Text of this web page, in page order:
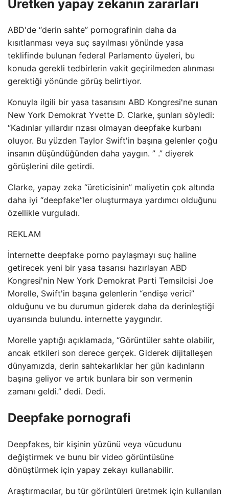
Üretken yapay zekanın zararları
ABD'de “derin sahte” pornografinin daha da
kısıtlanması veya suç sayılması yönünde yasa
teklifinde bulunan federal Parlamento üyeleri, bu
konuda gerekli tedbirlerin vakit geçirilmeden alınması
gerektiği yönünde görüş belirtiyor.
Konuyla ilgili bir yasa tasarısını ABD Kongresi'ne sunan
New York Demokrat Yvette D. Clarke, şunları söyledi:
“Kadınlar yıllardır rızası olmayan deepfake kurbanı
oluyor. Bu yüzden Taylor Swift'in başına gelenler çoğu
insanın düşündüğünden daha yaygın. ” .” diyerek
görüşlerini dile getirdi.
Clarke, yapay zeka “üreticisinin” maliyetin çok altında
daha iyi “deepfake”ler oluşturmaya yardımcı olduğunu
özellikle vurguladı.
REKLAM
İnternette deepfake porno paylaşmayı suç haline
getirecek yeni bir yasa tasarısı hazırlayan ABD
Kongresi'nin New York Demokrat Parti Temsilcisi Joe
Morelle, Swift'in başına gelenlerin “endişe verici”
olduğunu ve bu durumun giderek daha da derinleştiği
uyarısında bulundu. internette yaygındır.
Morelle yaptığı açıklamada, “Görüntüler sahte olabilir,
ancak etkileri son derece gerçek. Giderek dijitalleşen
dünyamızda, derin sahtekarlıklar her gün kadınların
başına geliyor ve artık bunlara bir son vermenin
zamanı geldi.” dedi. Dedi.
Deepfake pornografi
Deepfakes, bir kişinin yüzünü veya vücudunu
değiştirmek ve bunu bir video görüntüsüne
dönüştürmek için yapay zekayı kullanabilir.
Araştırmacılar, bu tür görüntüleri üretmek için kullanılan